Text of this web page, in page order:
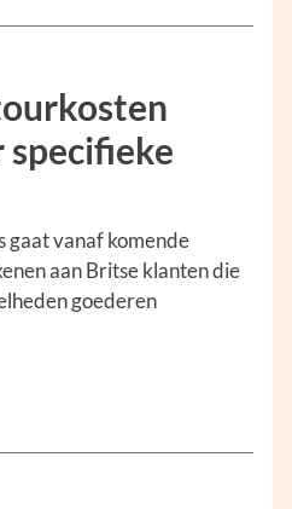
specifieke
gaat vanaf komende
aan Britse klanten die
goederen